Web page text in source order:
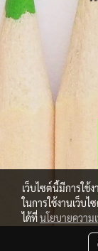
เว็บไซต์นี้มีการใ
ในการใช้งานเว็บ
ได้ที่นโยบายความ